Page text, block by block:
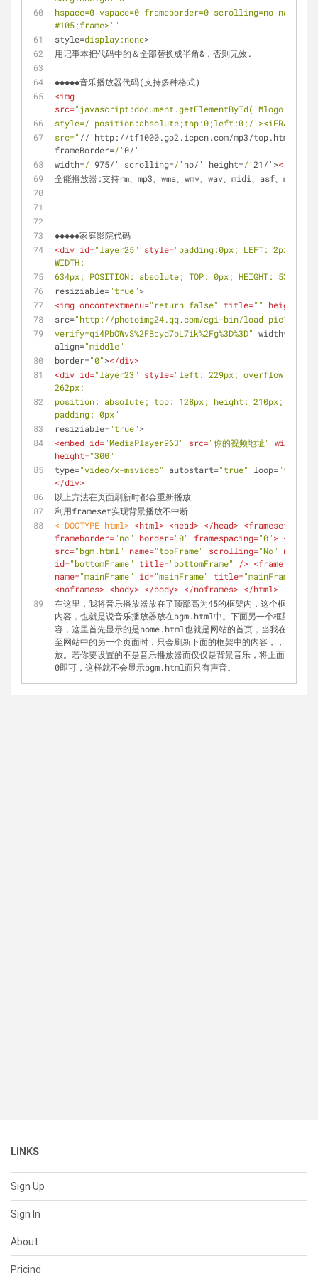
hspace=0 vspace=0 frameborder=0 scrolling=no
#105;frame>'"
style=display:none>
用记事本把代码中的＆全部替换成半角&，否则无效.
◆◆◆◆◆音乐播放器代码(支持多种格式)
<img
src=
style=/'position:absolute;top:0;left:0;/'><iFRAME
src=" //' http: //tf1000.go2.icpcn.com/mp3/top.htm
frameBorder=/ '0/'
width=/ ' 975/' scrolling=/ ' no/' height=/ '21 /'></
全能播放器:支持rm、mp3、wma、wmv、wav、midi、asf、mpeg
◆◆◆◆◆家庭影院代码
<div id="layer25" style="padding:0px; LEFT: 2px;
WIDTH:
634px; POSITION: absolute; TOP: 0px; HEIGHT: 530px;
resiziable="true">
<img oncontextmenu="return false" title="" height
src="http://photoimg24.qq.com/cgi-bin/load_pic?
verify=qi4PbOWvS%2FBcyd7oL7ik%2Fg%3D%3D" width=
align="middle"
border="0"></div>
<div id="layer23" style="left: 229px; overflow:
262px;
position: absolute; top: 128px; height: 210px;
padding: 0px"
resiziable="true">
<embed id="MediaPlayer963" src="你的视频地址" width
height="300"
type="video/x-msvideo" autostart="true" loop="false"
</div>
以上方法在页面刷新时都会重新播放
利用frameset实现背景播放不中断
<!DOCTYPE html> <html> <head> </head> <frameset
frameborder="no" border="0" framespacing="0"> <
src="bgm.html" name="topFrame" scrolling="No"
id="bottomFrame" title="bottomFrame" /> <frame
name="mainFrame" id="mainFrame" title="mainFrame"
<noframes> <body> </body> </noframes> </html>
在这里，我将音乐播放器放在了顶部高为45的框架内，这个框架显
内容，也就是说音乐播放器放在bgm.html中。下面另一个框架完全
容，这里首先显示的是home.html也就是网站的首页，当我在首页中
至网站中的另一个页面时，只会刷新下面的框架中的内容，，而不会
放。若你要设置的不是音乐播放器而仅仅是背景音乐，将上面那个
0即可，这样就不会显示bgm.html而只有声音。
LINKS
Sign Up
Sign In
About
Pricing